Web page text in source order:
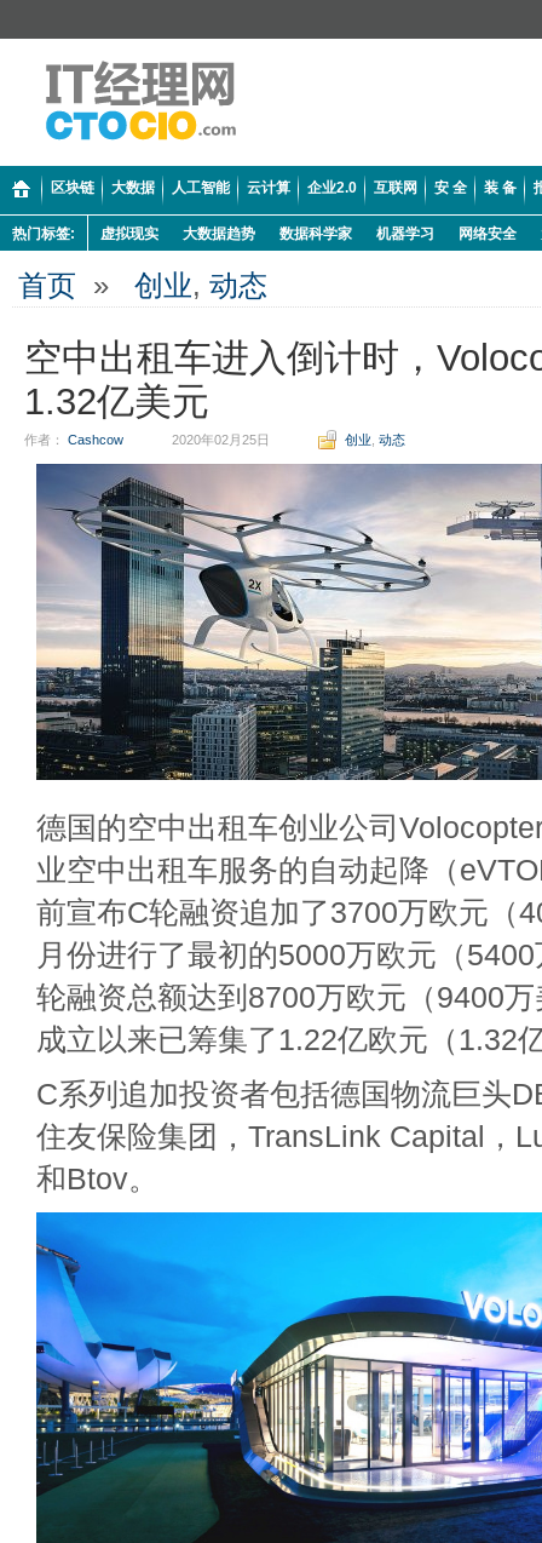
区块链 大数据 人工智能 云计算 企业2.0 互联网 安 全 装 备
热门标签: 虚拟现实 大数据趋势 数据科学家 机器学习 网络安全
首页 » 创业, 动态
空中出租车进入倒计时，
1.32亿美元
作者： Cashcow 2020年02月25日 创业 动态
德国的空中出租车创业公司
业空中出租车服务的自动起降（
前宣布C轮融资追加了3700万欧元（
月份进行了最初的5000万欧元（
轮融资总额达到8700万欧元（9400
成立以来已筹集了1.22亿欧元（1.32
C系列追加投资者包括德国物流巨头
住友保险集团，TransLink Capital，
和Btov。